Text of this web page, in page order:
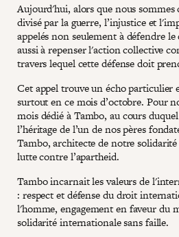
Aujourd'hui, alors que nous
divisé par la guerre, l’injustice et
appelés non seulement à défendre
aussi à repenser l'action collective
travers lequel cette défense doit
Cet appel trouve un écho particulier
surtout en ce mois d’octobre. Pour
mois dédié à Tambo, au cours
l’héritage de l’un de nos pères
Tambo, architecte de notre
lutte contre l’apartheid.
Tambo incarnait les valeurs de
: respect et défense du droit
l'homme, engagement en faveur du
solidarité internationale sans faille.